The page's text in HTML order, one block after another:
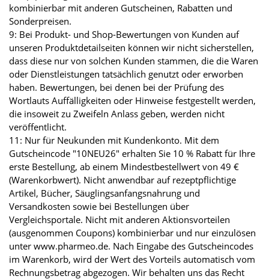
kombinierbar mit anderen Gutscheinen, Rabatten und
Sonderpreisen.
9: Bei Produkt- und Shop-Bewertungen von Kunden auf
unseren Produktdetailseiten können wir nicht sicherstellen,
dass diese nur von solchen Kunden stammen, die die Waren
oder Dienstleistungen tatsächlich genutzt oder erworben
haben. Bewertungen, bei denen bei der Prüfung des
Wortlauts Auffälligkeiten oder Hinweise festgestellt werden,
die insoweit zu Zweifeln Anlass geben, werden nicht
veröffentlicht.
11: Nur für Neukunden mit Kundenkonto. Mit dem
Gutscheincode "10NEU26" erhalten Sie 10 % Rabatt für Ihre
erste Bestellung, ab einem Mindestbestellwert von 49 €
(Warenkorbwert). Nicht anwendbar auf rezeptpflichtige
Artikel, Bücher, Säuglingsanfangsnahrung und
Versandkosten sowie bei Bestellungen über
Vergleichsportale. Nicht mit anderen Aktionsvorteilen
(ausgenommen Coupons) kombinierbar und nur einzulösen
unter www.pharmeo.de. Nach Eingabe des Gutscheincodes
im Warenkorb, wird der Wert des Vorteils automatisch vom
Rechnungsbetrag abgezogen. Wir behalten uns das Recht